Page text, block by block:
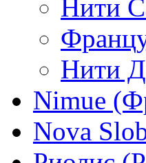
Нити
Нити
Nimue
Nova